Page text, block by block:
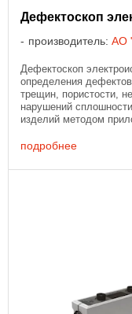
Дефектоскоп
производитель: АО
Дефектоскоп
определения
трещин, пористости,
нарушений
изделий методом
подробнее